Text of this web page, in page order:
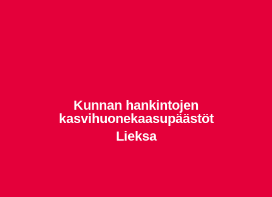
Kunnan hankintojen
kasvihuonekaasupäästöt
Lieksa